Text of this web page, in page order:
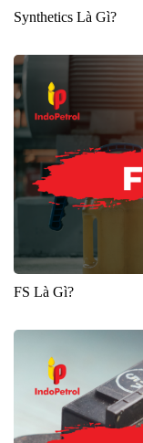
Synthetics Là Gì?
FS Là Gì?